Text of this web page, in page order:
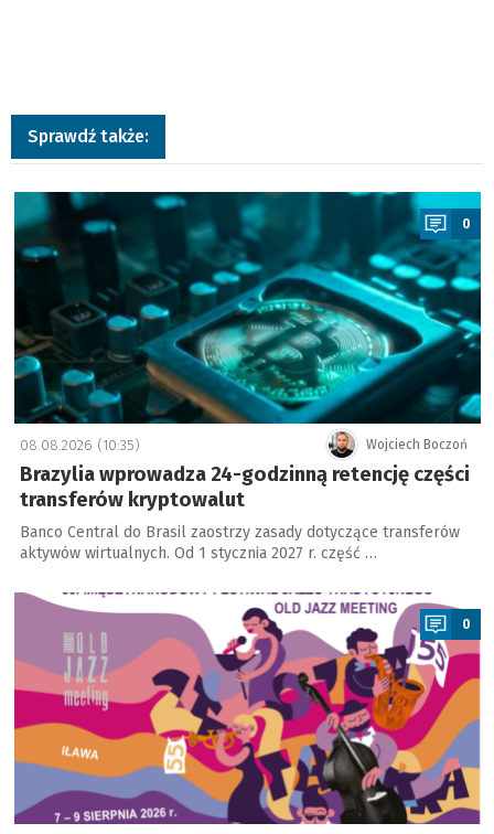
Sprawdź także:
a
0
Wojciech Boczoń
08.08.2026 (10:35)
Brazylia wprowadza 24-godzinną retencję części
transferów kryptowalut
Banco Central do Brasil zaostrzy zasady dotyczące transferów
aktywów wirtualnych. Od 1 stycznia 2027 r. część …
a
0